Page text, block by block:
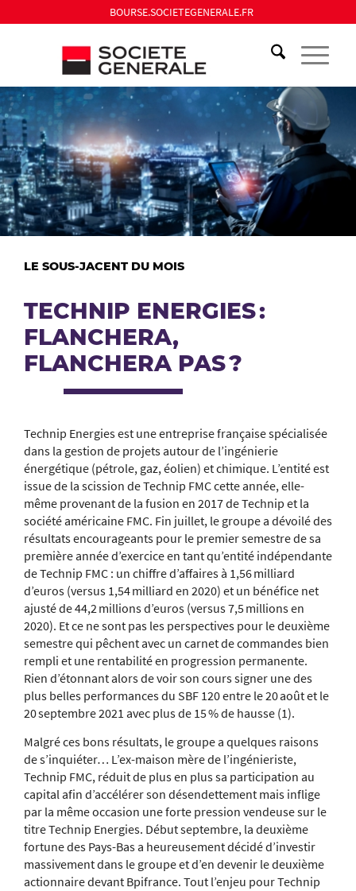
BOURSE.SOCIETEGENERALE.FR
LE SOUS-JACENT DU MOIS
TECHNIP ENERGIES :
FLANCHERA,
FLANCHERA PAS ?
Technip Energies est une entreprise française spécialisée
dans la gestion de projets autour de l’ingénierie
énergétique (pétrole, gaz, éolien) et chimique. L’entité est
issue de la scission de Technip FMC cette année, elle-
même provenant de la fusion en 2017 de Technip et la
société américaine FMC. Fin juillet, le groupe a dévoilé des
résultats encourageants pour le premier semestre de sa
première année d’exercice en tant qu’entité indépendante
de Technip FMC : un chiffre d’affaires à 1,56 milliard
d’euros (versus 1,54 milliard en 2020) et un bénéfice net
ajusté de 44,2 millions d’euros (versus 7,5 millions en
2020). Et ce ne sont pas les perspectives pour le deuxième
semestre qui pêchent avec un carnet de commandes bien
rempli et une rentabilité en progression permanente.
Rien d’étonnant alors de voir son cours signer une des
plus belles performances du SBF 120 entre le 20 août et le
20 septembre 2021 avec plus de 15 % de hausse (1).
Malgré ces bons résultats, le groupe a quelques raisons
de s’inquiéter… L’ex-maison mère de l’ingénieriste,
Technip FMC, réduit de plus en plus sa participation au
capital afin d’accélérer son désendettement mais inflige
par la même occasion une forte pression vendeuse sur le
titre Technip Energies. Début septembre, la deuxième
fortune des Pays-Bas a heureusement décidé d’investir
massivement dans le groupe et d’en devenir le deuxième
actionnaire devant Bpifrance. Tout l’enjeu pour Technip